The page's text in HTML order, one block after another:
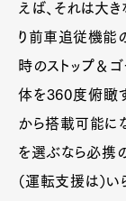
えば、それは大
り前車追従機能
時のストップ＆ゴ
体を360度俯瞰
から搭載可能に
を選ぶなら必携
（運転支援は）い